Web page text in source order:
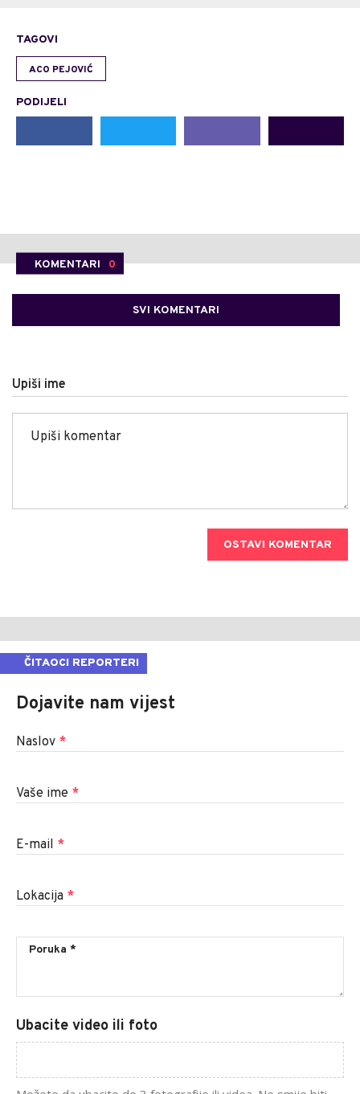
TAGOVI
ACO PEJOVIĆ
PODIJELI
KOMENTARI 0
SVI KOMENTARI
Upiši ime
OSTAVI KOMENTAR
ČITAOCI REPORTERI
Dojavite nam vijest
Naslov *
Vaše ime *
E-mail *
Lokacija *
Ubacite video ili foto